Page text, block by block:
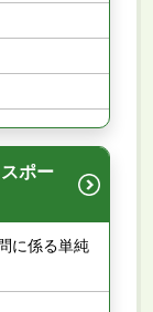
ポー
に係る単純